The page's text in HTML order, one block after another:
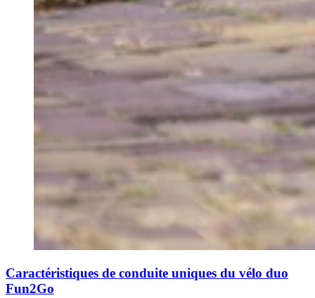
Caractéristiques de conduite uniques du vélo duo
Fun2Go